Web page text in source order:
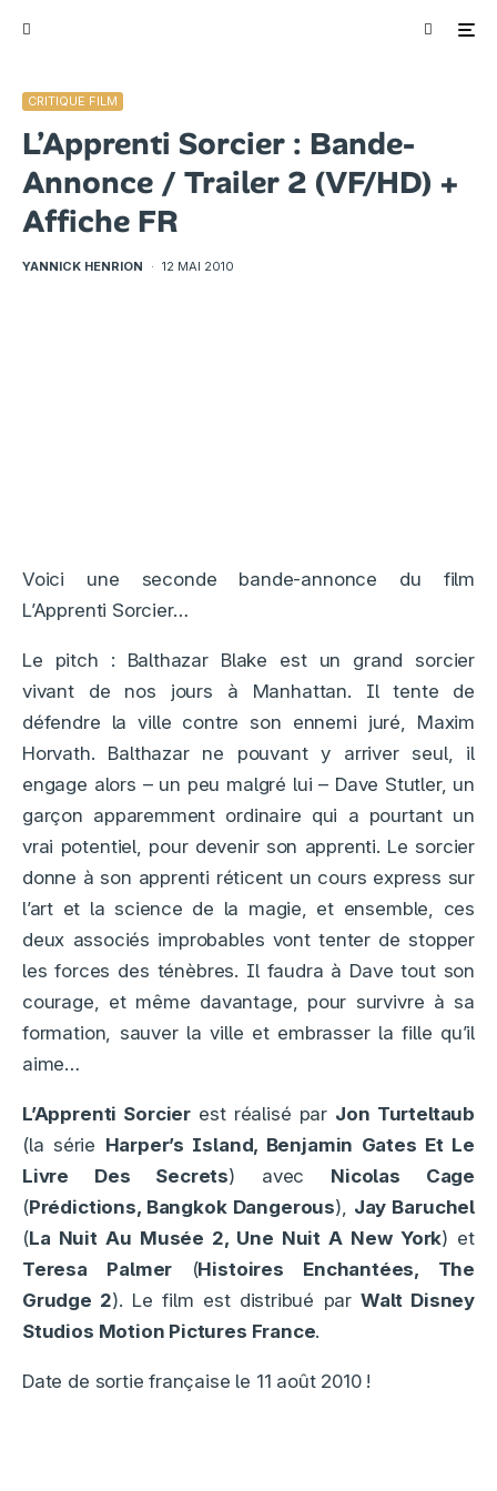
CRITIQUE FILM
L’Apprenti Sorcier : Bande-
Annonce / Trailer 2 (VF/HD) +
Affiche FR
YANNICK HENRION · 12 MAI 2010
Voici une seconde bande-annonce du film
L’Apprenti Sorcier…
Le pitch : Balthazar Blake est un grand sorcier
vivant de nos jours à Manhattan. Il tente de
défendre la ville contre son ennemi juré, Maxim
Horvath. Balthazar ne pouvant y arriver seul, il
engage alors – un peu malgré lui – Dave Stutler, un
garçon apparemment ordinaire qui a pourtant un
vrai potentiel, pour devenir son apprenti. Le sorcier
donne à son apprenti réticent un cours express sur
l’art et la science de la magie, et ensemble, ces
deux associés improbables vont tenter de stopper
les forces des ténèbres. Il faudra à Dave tout son
courage, et même davantage, pour survivre à sa
formation, sauver la ville et embrasser la fille qu’il
aime…
L’Apprenti Sorcier est réalisé par Jon Turteltaub
(la série Harper’s Island, Benjamin Gates Et Le
Livre Des Secrets) avec Nicolas Cage
(Prédictions, Bangkok Dangerous), Jay Baruchel
(La Nuit Au Musée 2, Une Nuit A New York) et
Teresa Palmer
(Histoires Enchantées, The
Grudge 2). Le film est distribué parWalt Disney
Studios Motion Pictures France.
Date de sortie française le 11 août 2010 !